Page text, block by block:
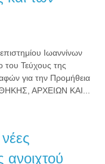
Ιωαννίνων
του Τεύχους της
για την Προμήθεια
ΑΡΧΕΙΩΝ ΚΑΙ...
ανοιχτού